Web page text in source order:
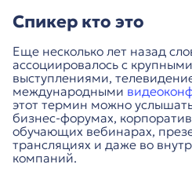
Спикер кто это
Еще несколько лет назад
ассоциировалось с
выступлениями,
международными
этот термин можно
бизнес-форумах,
обучающих вебинарах,
трансляциях и даже во
компаний.